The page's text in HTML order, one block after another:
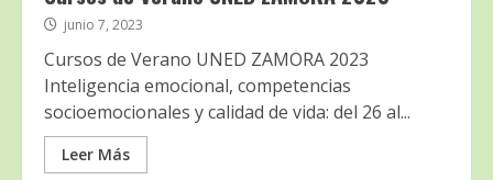
junio 7, 2023
Cursos de Verano UNED ZAMORA 2023
Inteligencia emocional, competencias
socioemocionales y calidad de vida: del 26 al...
Leer Más